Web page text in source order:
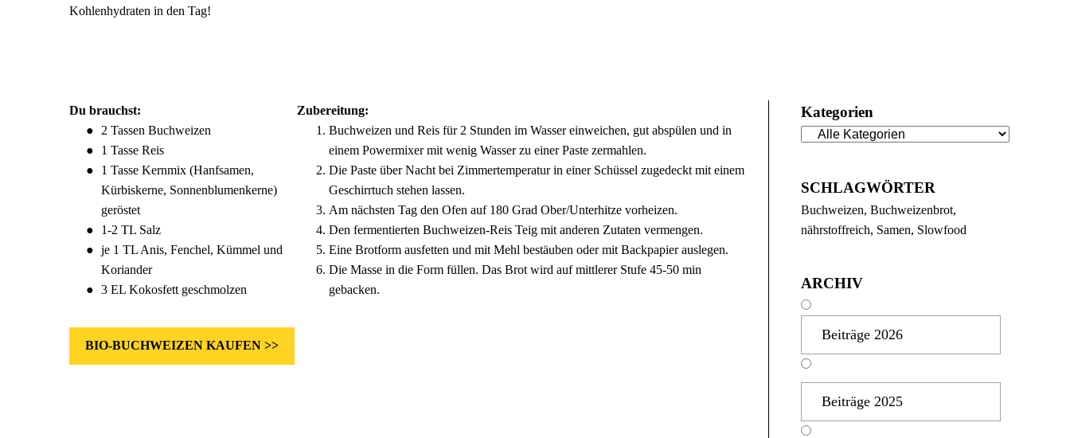
Kohlenhydraten in den Tag!
Du brauchst:
2 Tassen Buchweizen
1 Tasse Reis
1 Tasse Kernmix (Hanfsamen,
Kürbiskerne, Sonnenblumenkerne)
geröstet
1-2 TL Salz
je 1 TL Anis, Fenchel, Kümmel und
Koriander
3 EL Kokosfett geschmolzen
Zubereitung:
Buchweizen und Reis für 2 Stunden im Wasser einweichen, gut abspülen und in
einem Powermixer mit wenig Wasser zu einer Paste zermahlen.
Die Paste über Nacht bei Zimmertemperatur in einer Schüssel zugedeckt mit einem
Geschirrtuch stehen lassen.
Am nächsten Tag den Ofen auf 180 Grad Ober/Unterhitze vorheizen.
Den fermentierten Buchweizen-Reis Teig mit anderen Zutaten vermengen.
Eine Brotform ausfetten und mit Mehl bestäuben oder mit Backpapier auslegen.
Die Masse in die Form füllen. Das Brot wird auf mittlerer Stufe 45-50 min
gebacken.
BIO-BUCHWEIZEN KAUFEN >>
Kategorien
SCHLAGWÖRTER
Buchweizen Buchweizenbrot
nährstoffreich Samen Slowfood
ARCHIV
Beiträge 2026
Beiträge 2025